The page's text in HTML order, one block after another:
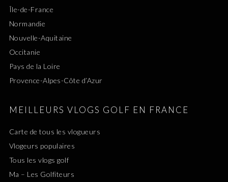
Île-de-France
Normandie
Nouvelle-Aquitaine
Occitanie
Pays de la Loire
Provence-Alpes-Côte d’Azur
MEILLEURS VLOGS GOLF EN FRANCE
Carte de tous les vlogueurs
Vlogeurs populaires
Tous les vlogs golf
Ma – Les Golfiteurs